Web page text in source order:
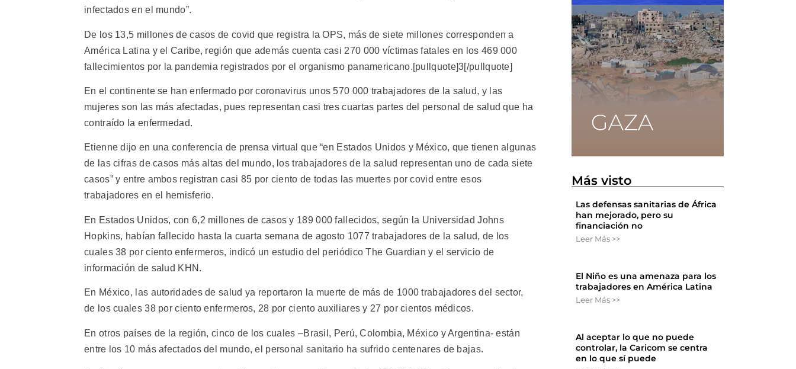
infectados en el mundo”.
De los 13,5 millones de casos de covid que registra la OPS, más de siete millones corresponden a
América Latina y el Caribe, región que además cuenta casi 270 000 víctimas fatales en los 469 000
fallecimientos por la pandemia registrados por el organismo panamericano.[pullquote]3[/pullquote]
En el continente se han enfermado por coronavirus unos 570 000 trabajadores de la salud, y las
mujeres son las más afectadas, pues representan casi tres cuartas partes del personal de salud que ha
contraído la enfermedad.
Etienne dijo en una conferencia de prensa virtual que “en Estados Unidos y México, que tienen algunas
de las cifras de casos más altas del mundo, los trabajadores de la salud representan uno de cada siete
casos” y entre ambos registran casi 85 por ciento de todas las muertes por covid entre esos
trabajadores en el hemisferio.
En Estados Unidos, con 6,2 millones de casos y 189 000 fallecidos, según la Universidad Johns
Hopkins, habían fallecido hasta la cuarta semana de agosto 1077 trabajadores de la salud, de los
cuales 38 por ciento enfermeros, indicó un estudio del periódico The Guardian y el servicio de
información de salud KHN.
En México, las autoridades de salud ya reportaron la muerte de más de 1000 trabajadores del sector,
de los cuales 38 por ciento enfermeros, 28 por ciento auxiliares y 27 por cientos médicos.
En otros países de la región, cinco de los cuales –Brasil, Perú, Colombia, México y Argentina- están
entre los 10 más afectados del mundo, el personal sanitario ha sufrido centenares de bajas.
Más visto
Las defensas sanitarias de África
han mejorado, pero su
financiación no
Leer Más >>
El Niño es una amenaza para los
trabajadores en América Latina
Leer Más >>
Al aceptar lo que no puede
controlar, la Caricom se centra
en lo que sí puede